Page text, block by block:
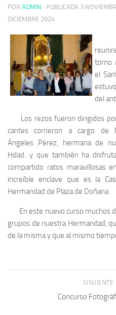
POR ADMIN · PUBLICADA 3
DICIEMBRE 2024
De
torno
el
del
Los rezos fueron dirigidos
cantes corrieron acargo de
Ángeles Pérez, hermana de
Hdad. y que también ha
compartido ratos maravillosas
increíble enclave que es la
Hermandad de Plaza de Doñana.
En este nuevo curso muchos
grupos de nuestra Hermandad,
de la misma y que al mismo
SIGUIENTE
Concurso